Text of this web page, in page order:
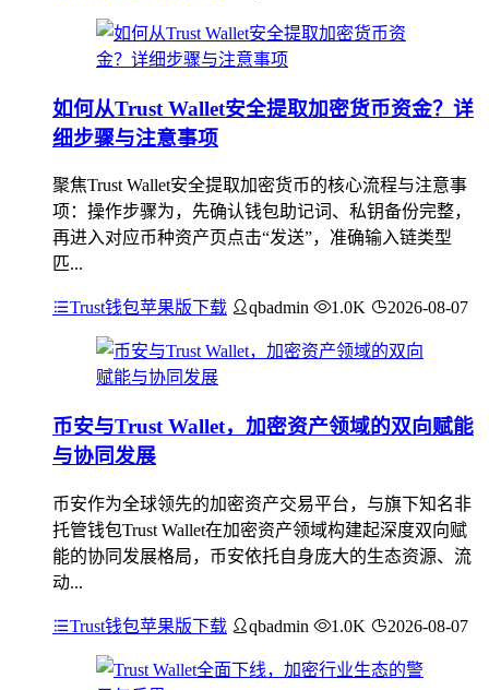
如何从Trust Wallet安全提取加密货币资金？详
细步骤与注意事项
聚焦Trust Wallet安全提取加密货币的核心流程与注意事
项：操作步骤为，先确认钱包助记词、私钥备份完整，
再进入对应币种资产页点击“发送”，准确输入链类型
匹...
Trust钱包苹果版下载 qbadmin 1.0K 2026-08-07
币安与Trust Wallet，加密资产领域的双向赋能
与协同发展
币安作为全球领先的加密资产交易平台，与旗下知名非
托管钱包Trust Wallet在加密资产领域构建起深度双向赋
能的协同发展格局，币安依托自身庞大的生态资源、流
动...
Trust钱包苹果版下载 qbadmin 1.0K 2026-08-07